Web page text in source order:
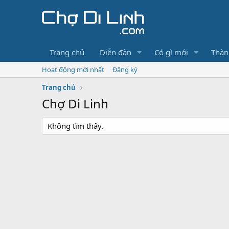
Trang chủ Diễn đàn Có gì mới
Hoạt động mới nhất
Đăng ký
Trang chủ
Chợ Di Linh
Không tìm thấy.